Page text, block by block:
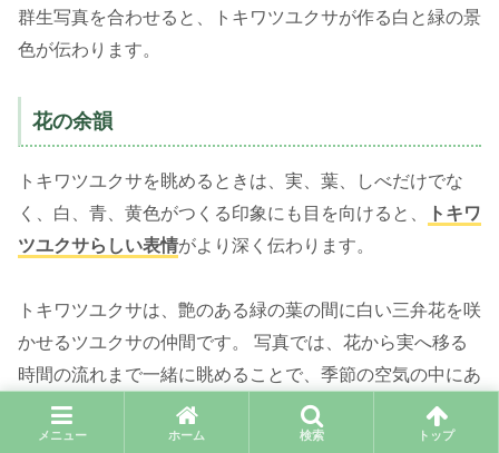
群生写真を合わせると、トキワツユクサが作る白と緑の景
色が伝わります。
花の余韻
トキワツユクサを眺めるときは、実、葉、しべだけでな
く、白、青、黄色がつくる印象にも目を向けると、
トキワ
ツユクサらしい表情がより深く伝わります。
トキワツユクサは、艶のある緑の葉の間に白い三弁花を咲
かせるツユクサの仲間です。 写真では、花から実へ移る
時間の流れまで一緒に眺めることで、季節の空気の中にあ
る小さな物語が見えてきます。
メニュー ホーム 検索 トップ